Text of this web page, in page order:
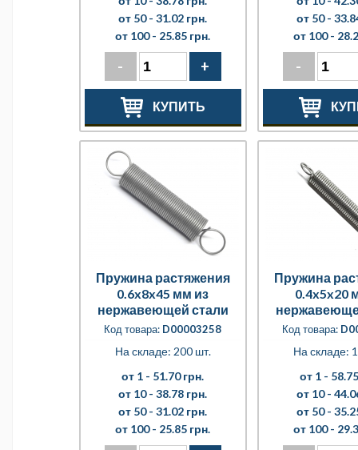
от 50 - 31.02 грн.
от 100 - 25.85 грн.
- +
КУПИТЬ
от 50 -
от 100 -
-
Пружина растяжения
0.6x8x45 мм из
нержавеющей стали
Код товара: D00003258
На складе: 200 шт.
от 1 - 51.70 грн.
от 10 - 38.78 грн.
от 50 - 31.02 грн.
от 100 - 25.85 грн.
Пружина
0.4x5x20
Код товара:
На складе:
от 1 -
от 10 -
от 50 -
от 100 -